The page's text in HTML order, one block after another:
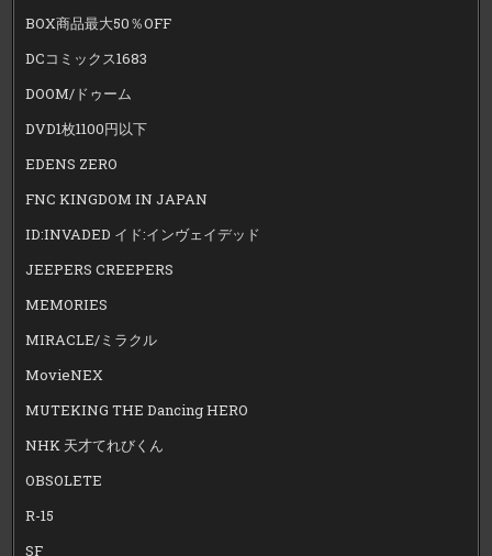
BOX商品最大50％OFF
DCコミックス1683
DOOM/ドゥーム
DVD1枚1100円以下
EDENS ZERO
FNC KINGDOM IN JAPAN
ID:INVADED イド:インヴェイデッド
JEEPERS CREEPERS
MEMORIES
MIRACLE/ミラクル
MovieNEX
MUTEKING THE Dancing HERO
NHK 天才てれびくん
OBSOLETE
R-15
SF